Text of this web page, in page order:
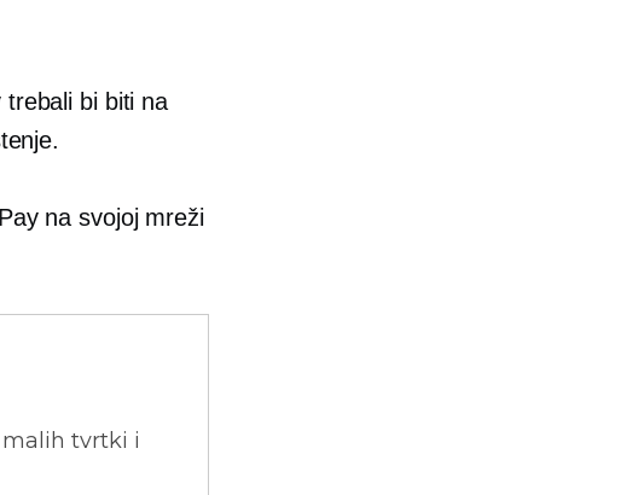
trebali bi biti na
na svojoj mreži
tvrtki i